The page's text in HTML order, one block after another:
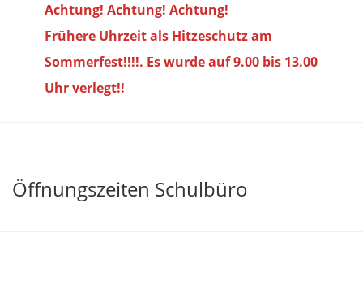
Achtung! Achtung! Achtung!
Frühere Uhrzeit als Hitzeschutz am
Sommerfest!!!!. Es wurde auf 9.00 bis 13.00
Uhr verlegt!!
Öffnungszeiten Schulbüro